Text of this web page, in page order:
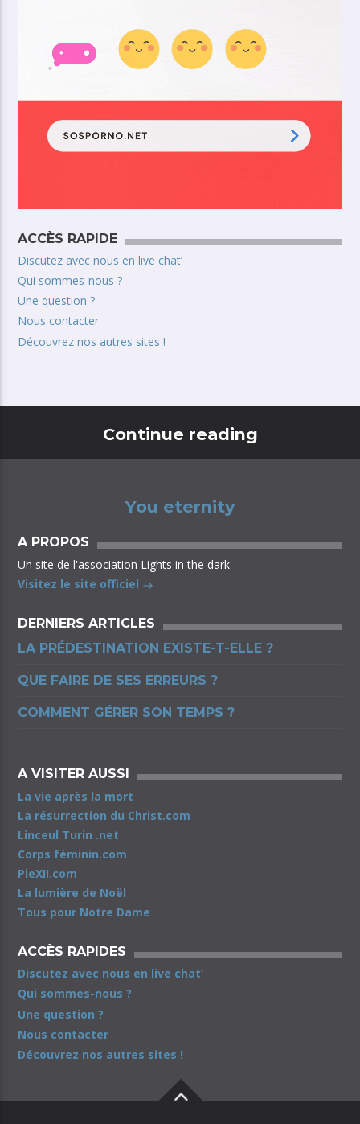
ACCÈS RAPIDE
Discutez avec nous en live chat’
Qui sommes-nous ?
Une question ?
Nous contacter
Découvrez nos autres sites !
Continue reading
You eternity
A PROPOS
Un site de l'association Lights in the dark
Visitez le site officiel
DERNIERS ARTICLES
LA PRÉDESTINATION EXISTE-T-ELLE ?
QUE FAIRE DE SES ERREURS ?
COMMENT GÉRER SON TEMPS ?
A VISITER AUSSI
La vie après la mort
La résurrection du Christ.com
Linceul Turin .net
Corps féminin.com
PieXII.com
La lumière de Noël
Tous pour Notre Dame
ACCÈS RAPIDES
Discutez avec nous en live chat’
Qui sommes-nous ?
Une question ?
Nous contacter
Découvrez nos autres sites !